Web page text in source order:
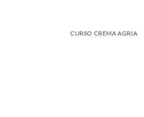
CURSO CREMA AGRIA